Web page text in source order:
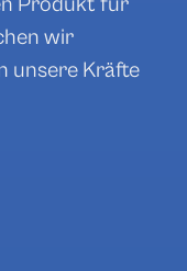
wir
unsere Kräfte